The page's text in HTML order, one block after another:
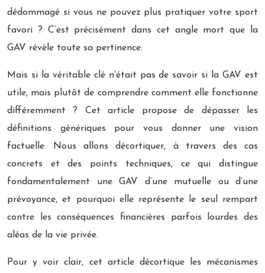
dédommagé si vous ne pouvez plus pratiquer votre sport
favori ? C’est précisément dans cet angle mort que la
GAV révèle toute sa pertinence.
Mais si la véritable clé n’était pas de savoir si la GAV est
utile, mais plutôt de comprendre comment elle fonctionne
différemment ? Cet article propose de dépasser les
définitions génériques pour vous donner une vision
factuelle. Nous allons décortiquer, à travers des cas
concrets et des points techniques, ce qui distingue
fondamentalement une GAV d’une mutuelle ou d’une
prévoyance, et pourquoi elle représente le seul rempart
contre les conséquences financières parfois lourdes des
aléas de la vie privée.
Pour y voir clair, cet article décortique les mécanismes